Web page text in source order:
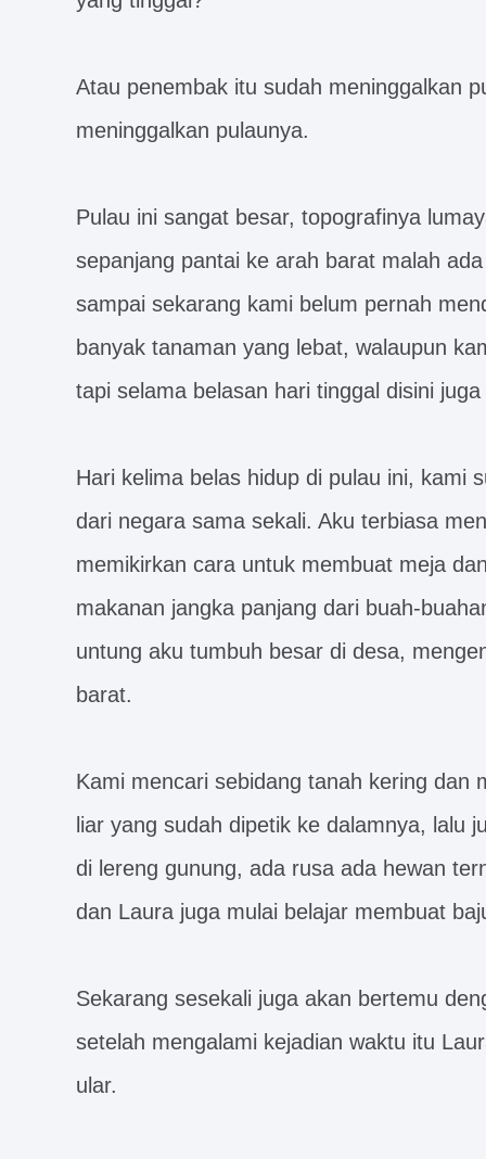
Atau penembak itu sudah meninggalkan
meninggalkan pulaunya.
Pulau ini sangat besar, topografinya
sepanjang pantai ke arah barat malah
sampai sekarang kami belum pernah
banyak tanaman yang lebat, walaupun
tapi selama belasan hari tinggal disini
Hari kelima belas hidup di pulau ini, kami
dari negara sama sekali. Aku terbiasa
memikirkan cara untuk membuat meja
makanan jangka panjang dari buah-
untung aku tumbuh besar di desa,
barat.
Kami mencari sebidang tanah kering dan
liar yang sudah dipetik ke dalamnya, lalu
di lereng gunung, ada rusa ada hewan
dan Laura juga mulai belajar membuat
Sekarang sesekali juga akan bertemu
setelah mengalami kejadian waktu itu
ular.